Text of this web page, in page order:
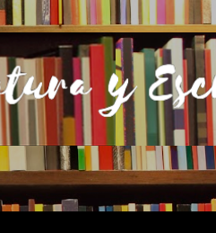
principal